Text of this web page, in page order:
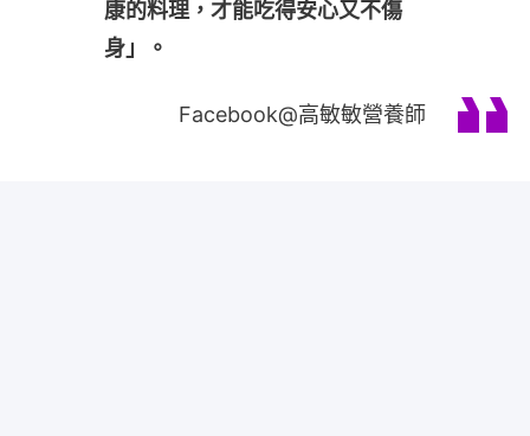
康的料理，才能吃得安心又不傷
身」。
Facebook@高敏敏營養師